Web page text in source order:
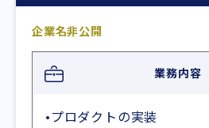
企業名非公開
業務内容
•プロダクトの実装